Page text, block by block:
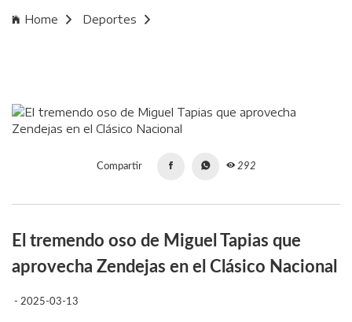
Home
Deportes
Compartir 292
El tremendo oso de Miguel Tapias que
aprovecha Zendejas en el Clásico Nacional
- 2025-03-13